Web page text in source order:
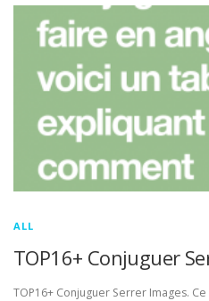
ALL
TOP16+ Conjuguer
TOP16+ Conjuguer Serrer Images.